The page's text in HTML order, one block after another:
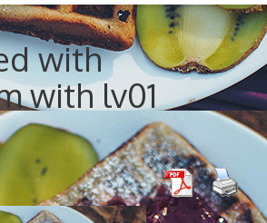
with
with lv01